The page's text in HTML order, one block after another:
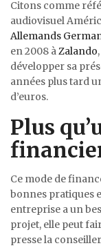
Citons comme
audiovisuel
Allemands
en 2008 àZalando
développer sa
années plus tard
d’euros.
Plus
Ce mode de
bonnes pratiques
entreprise a un
projet, elle peut
presse la